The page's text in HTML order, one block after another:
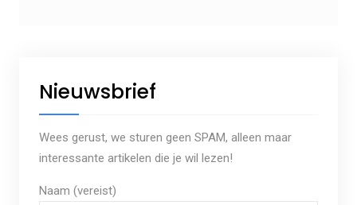
Nieuwsbrief
Wees gerust, we sturen geen SPAM, alleen maar
interessante artikelen die je wil lezen!
Naam (vereist)